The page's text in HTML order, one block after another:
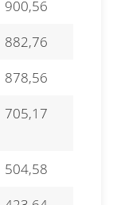
900,56
882,76
878,56
705,17
504,58